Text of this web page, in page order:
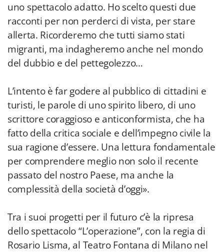
uno spettacolo adatto. Ho scelto questi due
racconti per non perderci di vista, per stare
allerta. Ricorderemo che tutti siamo stati
migranti, ma indagheremo anche nel mondo
del dubbio e del pettegolezzo…
L’intento è far godere al pubblico di cittadini e
turisti, le parole di uno spirito libero, di uno
scrittore coraggioso e anticonformista, che ha
fatto della critica sociale e dell’impegno civile la
sua ragione d’essere. Una lettura fondamentale
per comprendere meglio non solo il recente
passato del nostro Paese, ma anche la
complessità della società d’oggi».
Tra i suoi progetti per il futuro c’è la ripresa
dello spettacolo “L’operazione”, con la regia di
Rosario Lisma, al Teatro Fontana di Milano nel